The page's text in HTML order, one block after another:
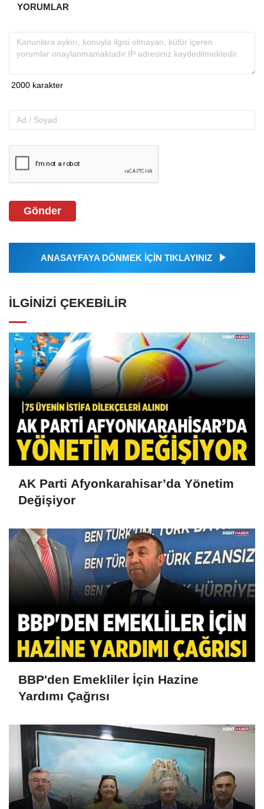
YORUMLAR
Gönder
ANASAYFAYA DÖNMEK İÇİN TIKLAYINIZ
İLGINIZI ÇEKEBILIR
AK Parti Afyonkarahisar’da Yönetim
Değişiyor
BBP'den Emekliler İçin Hazine
Yardımı Çağrısı